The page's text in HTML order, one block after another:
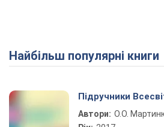
Найбільш популярні книги
Підручники
Автори: О.О.